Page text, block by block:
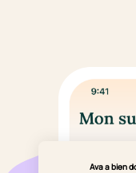
Ava a bien